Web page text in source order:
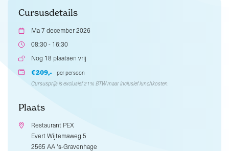
Cursusdetails
Ma 7 december 2026
08:30 - 16:30
Nog 18 plaatsen vrij
€209,-
per persoon
Cursusprijs is exclusief 21% BTW maar inclusief lunchkosten.
Plaats
Restaurant PEX
Evert Wijtemaweg 5
2565 AA 's-Gravenhage